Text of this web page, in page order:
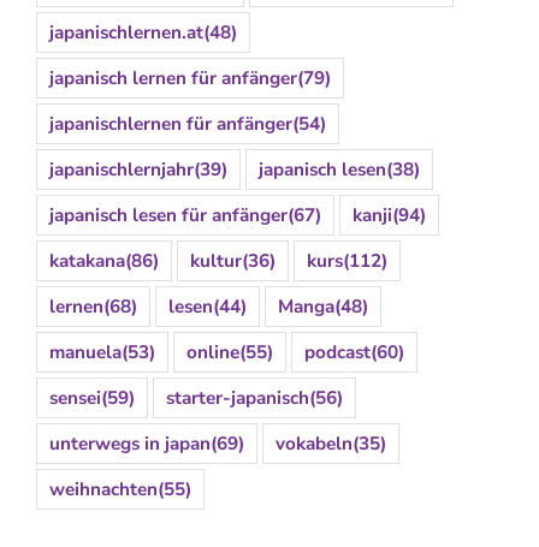
japanischlernen.at(48)
japanisch lernen für anfänger(79)
japanischlernen für anfänger(54)
japanischlernjahr(39) japanisch lesen(38)
japanisch lesen für anfänger(67) kanji(94)
katakana(86) kultur(36) kurs(112)
lernen(68) lesen(44) Manga(48)
manuela(53) online(55) podcast(60)
sensei(59) starter-japanisch(56)
unterwegs in japan(69) vokabeln(35)
weihnachten(55)